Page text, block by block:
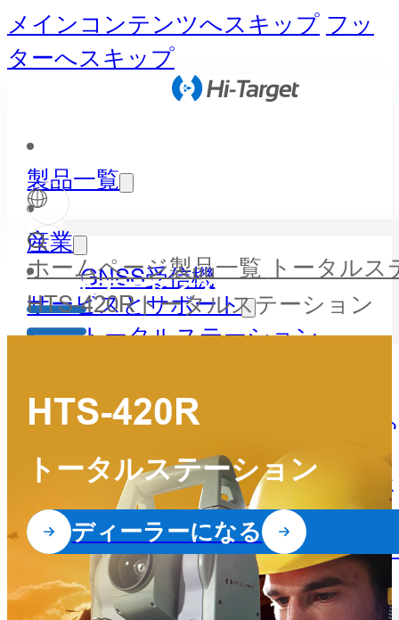
メインコンテンツへスキップ フッ
ターへスキップ
製品一覧
GNSS受信機
トータルステーション
LiDAR
GISハンドヘルドとタブレッ
ト
精密農業
水路学と海洋学
産業
地理空間 水路
サービスとサポート
パートナーセン
ター
よくあ
イベント ニュース
お問い合わせ
会社概要
ディーラ
なる
パートナーセンター
ホームページ製品一覧 トータル
HTS-420Rトータルステーション
HTS-420R
トータルステーション
ディーラーになる